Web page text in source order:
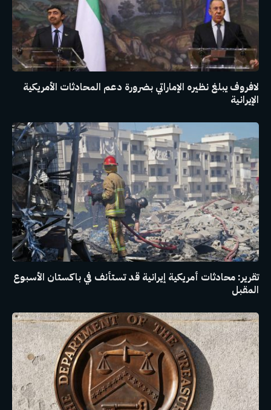
لافروف يبلغ نظيره الإماراتي بضرورة دعم المحادثات الأمريكية
الإيرانية
تقرير: محادثات أمريكية إيرانية قد تستأنف في باكستان الأسبوع
المقبل